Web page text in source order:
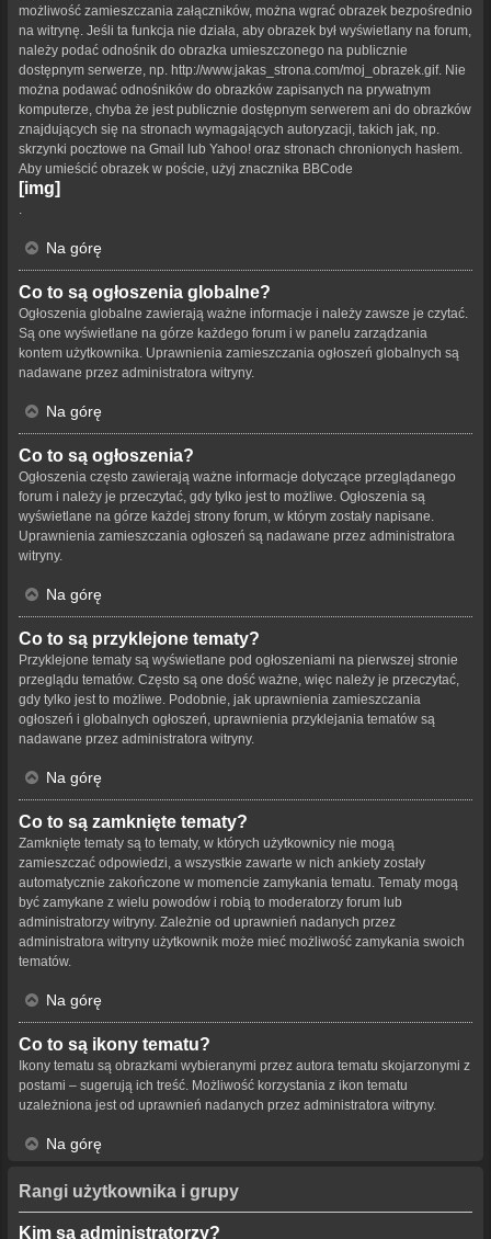
możliwość zamieszczania załączników, można wgrać obrazek bezpośrednio
na witrynę. Jeśli ta funkcja nie działa, aby obrazek był wyświetlany na forum,
należy podać odnośnik do obrazka umieszczonego na publicznie
dostępnym serwerze, np. http://www.jakas_strona.com/moj_obrazek.gif. Nie
można podawać odnośników do obrazków zapisanych na prywatnym
komputerze, chyba że jest publicznie dostępnym serwerem ani do obrazków
znajdujących się na stronach wymagających autoryzacji, takich jak, np.
skrzynki pocztowe na Gmail lub Yahoo! oraz stronach chronionych hasłem.
Aby umieścić obrazek w poście, użyj znacznika BBCode
[img]
Na górę
Co to są ogłoszenia globalne?
Ogłoszenia globalne zawierają ważne informacje i należy zawsze je czytać.
Są one wyświetlane na górze każdego forum i w panelu zarządzania
kontem użytkownika. Uprawnienia zamieszczania ogłoszeń globalnych są
nadawane przez administratora witryny.
Na górę
Co to są ogłoszenia?
Ogłoszenia często zawierają ważne informacje dotyczące przeglądanego
forum i należy je przeczytać, gdy tylko jest to możliwe. Ogłoszenia są
wyświetlane na górze każdej strony forum, w którym zostały napisane.
Uprawnienia zamieszczania ogłoszeń są nadawane przez administratora
witryny.
Na górę
Co to są przyklejone tematy?
Przyklejone tematy są wyświetlane pod ogłoszeniami na pierwszej stronie
przeglądu tematów. Często są one dość ważne, więc należy je przeczytać,
gdy tylko jest to możliwe. Podobnie, jak uprawnienia zamieszczania
ogłoszeń i globalnych ogłoszeń, uprawnienia przyklejania tematów są
nadawane przez administratora witryny.
Na górę
Co to są zamknięte tematy?
Zamknięte tematy są to tematy, w których użytkownicy nie mogą
zamieszczać odpowiedzi, a wszystkie zawarte w nich ankiety zostały
automatycznie zakończone w momencie zamykania tematu. Tematy mogą
być zamykane z wielu powodów i robią to moderatorzy forum lub
administratorzy witryny. Zależnie od uprawnień nadanych przez
administratora witryny użytkownik może mieć możliwość zamykania swoich
tematów.
Na górę
Co to są ikony tematu?
Ikony tematu są obrazkami wybieranymi przez autora tematu skojarzonymi z
postami – sugerują ich treść. Możliwość korzystania z ikon tematu
uzależniona jest od uprawnień nadanych przez administratora witryny.
Na górę
Rangi użytkownika i grupy
Kim są administratorzy?